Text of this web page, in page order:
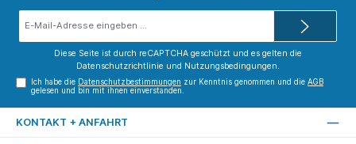
Diese Seite ist durch reCAPTCHA geschützt und es gelten die
Datenschutzrichtlinie und Nutzungsbedingungen.
Ich habe die Datenschutzbestimmungen zur Kenntnis genommen und dieAGB
gelesen und bin mit ihnen einverstanden.
KONTAKT + ANFAHRT